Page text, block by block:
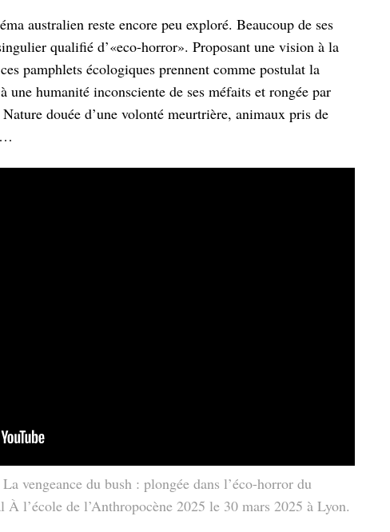
australien reste encore peu exploré. Beaucoup de ses
qualifié d’«eco-horror». Proposant une vision à la
pamphlets écologiques prennent comme postulat la
une humanité inconsciente de ses méfaits et rongée par
douée d’une volonté meurtrière, animaux pris de
vengeance du bush : plongée dans l’éco-horror du
l’école de l’Anthropocène 2025 le 30 mars 2025 à Lyon.